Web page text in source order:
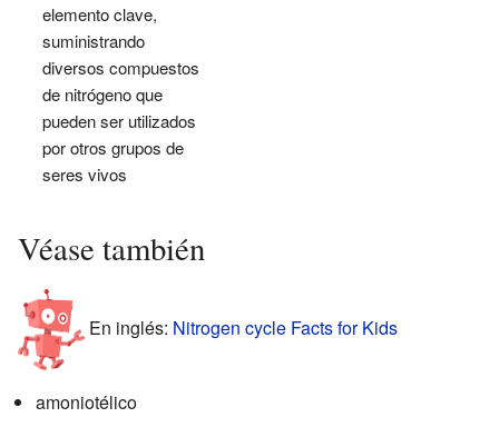
elemento clave,
suministrando
diversos compuestos
de nitrógeno que
pueden ser utilizados
por otros grupos de
seres vivos
Véase también
En inglés: Nitrogen cycle Facts for Kids
amoniotélico